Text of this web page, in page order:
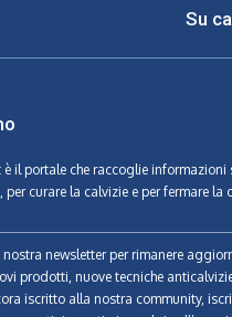
Su
è il portale che raccoglie
per curare la calvizie e per fermare la
newsletter per rimanere
prodotti, nuove tecniche
iscritto alla nostra community,